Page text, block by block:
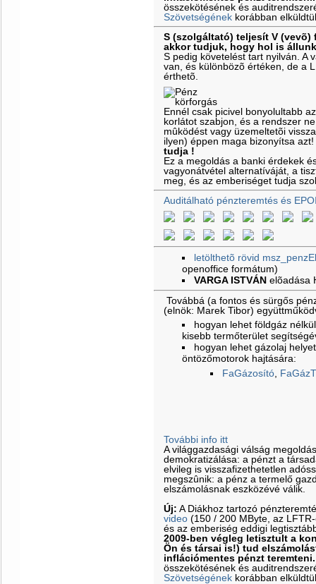
összekötésének és
Szövetségének korábban
S (szolgáltató) teljesít V (vevõ)
akkor tudjuk, hogy hol is állunk
S pedig követelést tart nyilván. A
van, és különbözõ értéken, de a
érthetõ.
Ennél csak picivel bonyolultabb
korlátot szabjon, és a rendszer
mûködést vagy üzemeltetõi
ilyen) éppen maga bizonyítsa azt!
tudja !
Ez a megoldás a banki érdekek
vagyonátvétel alternatíváját, a
meg, és az emberiséget tudja
Auditálható pénzteremtés és
letölthetõ rövid
openoffice formátum)
VARGA ISTVÁN elõadása
Továbbá (a fontos és sürgős
(elnök: Marek Tibor)
hogyan lehet földgáz
kisebb termőterület
hogyan lehet gázolaj
öntözőmotorok hajtására:
FaGázosító
További info itt
A világgazdasági válság
demokratizálása: a pénzt a
elvileg is visszafizethetetlen
megszûnik: a pénz a termelő
elszámolásnak eszközévé válik.
Új: A Diákhoz tartozó
video (150 / 200 MByte, az
és az emberiség eddigi
2009-ben végleg letisztult a
Ön és társai is!) tud
inflációmentes pénzt teremteni.
összekötésének és
Szövetségének korábban